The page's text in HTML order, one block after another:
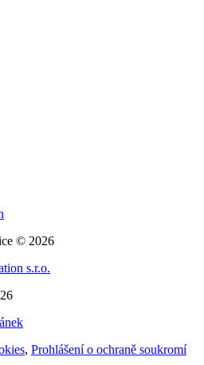
© 2026
s.r.o.
, Prohlášení o ochraně soukromí